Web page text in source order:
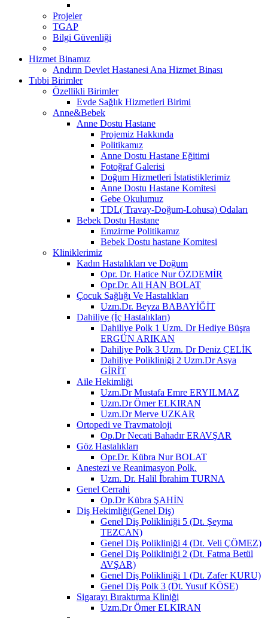
Projeler
TGAP
Bilgi Güvenliği
Hizmet Binamız
Andırın Devlet Hastanesi Ana Hizmet Binası
Tıbbi Birimler
Özellikli Birimler
Evde Sağlık Hizmetleri Birimi
Anne&Bebek
Anne Dostu Hastane
Projemiz Hakkında
Politikamız
Anne Dostu Hastane Eğitimi
Fotoğraf Galerisi
Doğum Hizmetleri İstatistiklerimiz
Anne Dostu Hastane Komitesi
Gebe Okulumuz
TDL( Travay-Doğum-Lohusa) Odaları
Bebek Dostu Hastane
Emzirme Politikamız
Bebek Dostu hastane Komitesi
Kliniklerimiz
Kadın Hastalıkları ve Doğum
Opr. Dr. Hatice Nur ÖZDEMİR
Opr.Dr. Ali HAN BOLAT
Çocuk Sağlığı Ve Hastalıkları
Uzm.Dr. Beyza BABAYİĞİT
Dahiliye (İç Hastalıkları)
Dahiliye Polk 1 Uzm. Dr Hediye Büşra
ERGÜN ARIKAN
Dahiliye Polk 3 Uzm. Dr Deniz ÇELİK
Dahiliye Polikliniği 2 Uzm.Dr Asya
GİRİT
Aile Hekimliği
Uzm.Dr Mustafa Emre ERYILMAZ
Uzm.Dr Ömer ELKIRAN
Uzm.Dr Merve UZKAR
Ortopedi ve Travmatoloji
Op.Dr Necati Bahadır ERAVŞAR
Göz Hastalıkları
Opr.Dr. Kübra Nur BOLAT
Anestezi ve Reanimasyon Polk.
Uzm. Dr. Halil İbrahim TURNA
Genel Cerrahi
Op.Dr Kübra ŞAHİN
Diş Hekimliği(Genel Diş)
Genel Diş Polikliniği 5 (Dt. Şeyma
TEZCAN)
Genel Diş Polikliniği 4 (Dt. Veli ÇÖMEZ)
Genel Diş Polikliniği 2 (Dt. Fatma Betül
AVŞAR)
Genel Diş Polikliniği 1 (Dt. Zafer KURU)
Genel Diş Polk 3 (Dt. Yusuf KÖSE)
Sigarayı Bıraktırma Kliniği
Uzm.Dr Ömer ELKIRAN